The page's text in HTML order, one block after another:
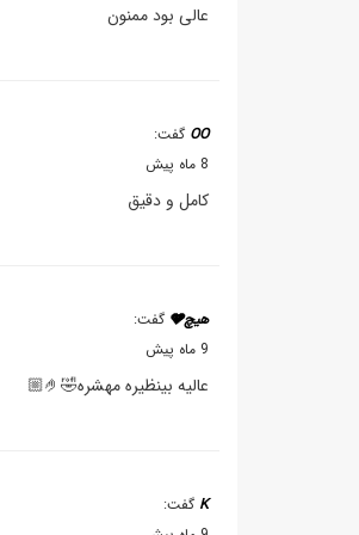
عالی بود ممنون
OO گفت:
8 ماه پیش
کامل و دقیق
هیچ🩶
گفت:
9 ماه پیش
عالیه بینظیره مهشره🤣🤌🏼
K گفت: